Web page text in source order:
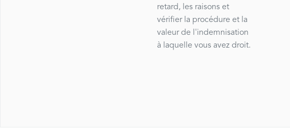
retard, les raisons et
vérifier la procédure et la
valeur de l'indemnisation
à laquelle vous avez droit.